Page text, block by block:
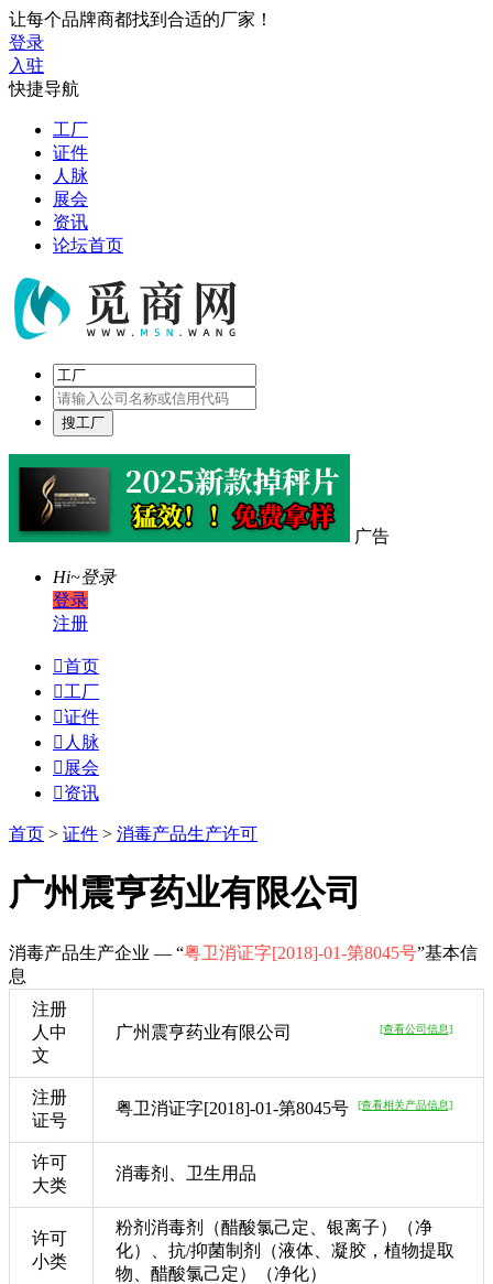
让每个品牌商都找到合适的厂家！
登录
入驻
快捷导航
工厂
证件
人脉
展会
资讯
论坛首页
广告
Hi~登录
登录
注册
首页
工厂
证件
 人脉
 展会
资讯
首页 > 证件 > 消毒产品生产许可
广州震亨药业有限公司
消毒产品生产企业 — “粤卫消证字[2018]-01-第8045号”基本信
息
注册
人中
文
广州震亨药业有限公司 [查看公司信息]
注册
证号
粤卫消证字[2018]-01-第8045号 [查看相关产品信息]
许可
大类
消毒剂、卫生用品
许可
小类
粉剂消毒剂（醋酸氯己定、银离子）（净
化）、抗/抑菌制剂（液体、凝胶，植物提取
物、醋酸氯己定）（净化）